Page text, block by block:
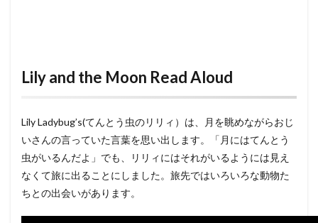
Lily and the Moon Read Aloud
Lily Ladybug’s(てんとう虫のリリィ）は、月を眺めながらおじ
いさんの言っていた言葉を思い出します。「月にはてんとう
虫がいるんだよ」でも、リリィにはそれがいるようには見え
なくて旅に出ることにしました。旅先ではいろいろな動物た
ちとの出会いがあります。